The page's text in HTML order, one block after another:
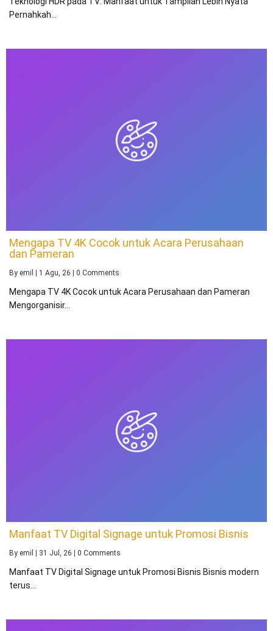
Pernahkah…
Mengapa TV 4K Cocok untuk Acara Perusahaan
dan Pameran
By emil 1 Agu, 26 0 Comments
Mengapa TV 4K Cocok untuk Acara Perusahaan dan Pameran
Mengorganisir…
Manfaat TV Digital Signage untuk Promosi Bisnis
By emil | 31 Jul, 26 | 0 Comments
Manfaat TV Digital Signage untuk Promosi Bisnis Bisnis modern
terus…